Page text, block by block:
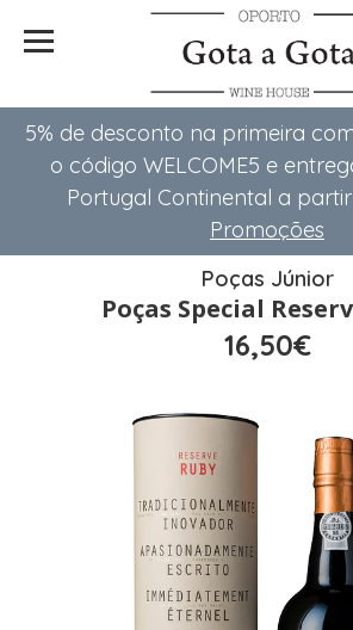
5% de desconto na primeira
o código WELCOME5 e
Portugal Continental a
Promoções
Poças Júnior
Poças Special
16,50€